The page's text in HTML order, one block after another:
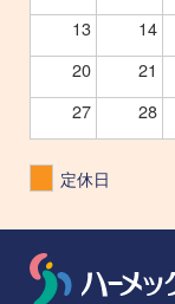
13
14
20
21
27
28
定休日